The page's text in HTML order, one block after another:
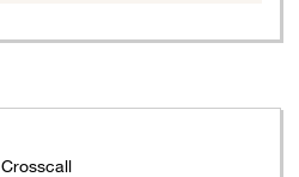
Crosscall